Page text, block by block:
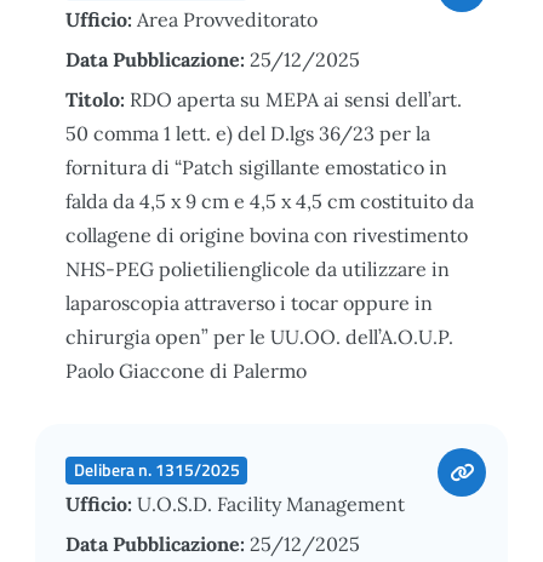
Ufficio: Area Provveditorato
Data Pubblicazione: 25/12/2025
Titolo: RDO aperta su MEPA ai sensi dell’art.
50 comma 1 lett. e) del D.lgs 36/23 per la
fornitura di “Patch sigillante emostatico in
falda da 4,5 x 9 cm e 4,5 x 4,5 cm costituito da
collagene di origine bovina con rivestimento
NHS-PEG polietilienglicole da utilizzare in
laparoscopia attraverso i tocar oppure in
chirurgia open” per le UU.OO. dell’A.O.U.P.
Paolo Giaccone di Palermo
Delibera n. 1315/2025
Ufficio: U.O.S.D. Facility Management
Data Pubblicazione: 25/12/2025